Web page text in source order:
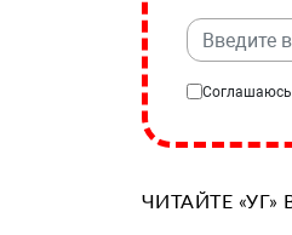
ЧИТАЙТЕ «УГ»